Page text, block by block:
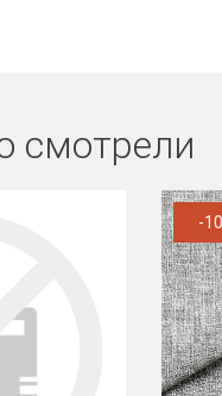
смотрели
-